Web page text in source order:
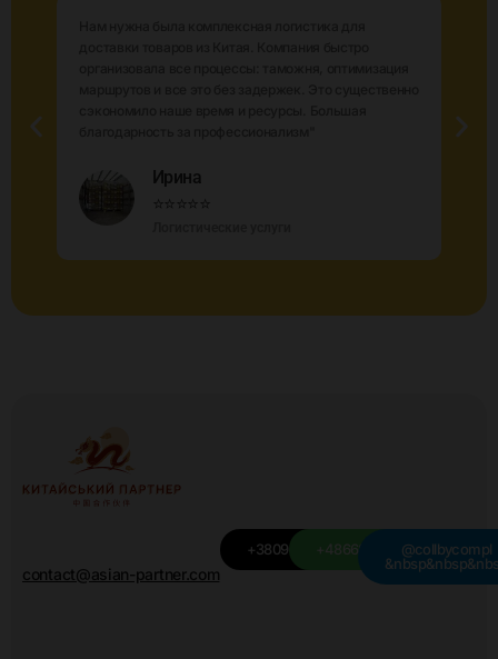
Ирина
⭐⭐⭐⭐⭐
contact@asian-partner.com
+380949501115+48668439709@collbycompl